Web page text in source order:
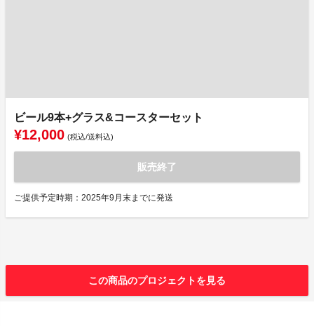
ビール9本+グラス&コースターセット
¥12,000 (税込/送料込)
販売終了
ご提供予定時期：2025年9月末までに発送
この商品のプロジェクトを見る